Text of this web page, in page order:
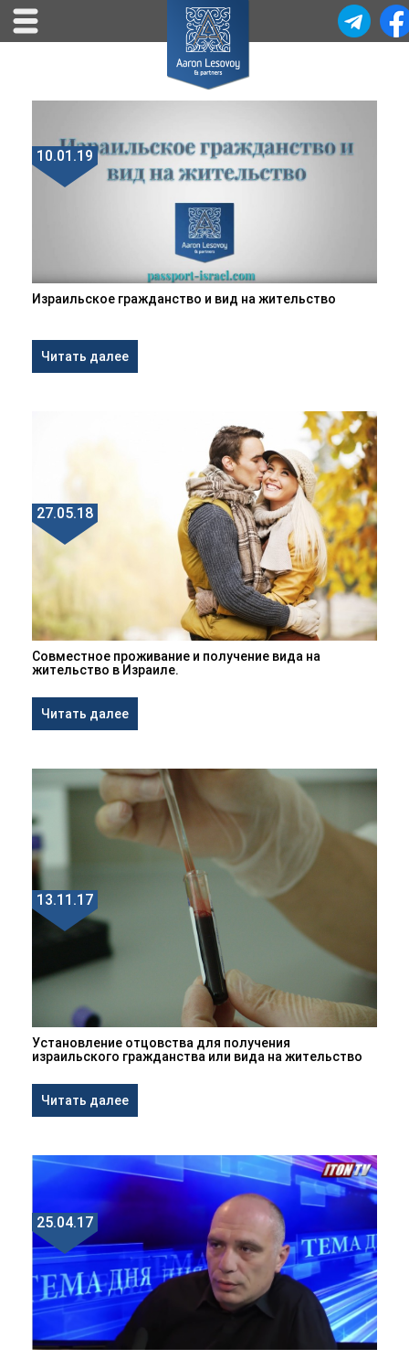
10.01.19
Израильское гражданство и вид на жительство
Читать далее
27.05.18
Совместное проживание и получение вида на
жительство в Израиле.
Читать далее
13.11.17
Установление отцовства для получения
израильского гражданства или вида на жительство
Читать далее
25.04.17